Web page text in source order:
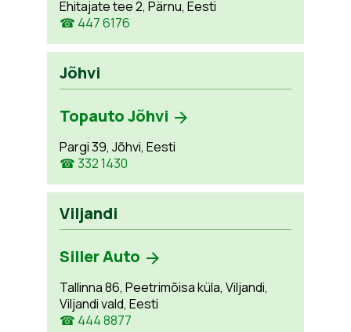
Ehitajate tee 2, Pärnu, Eesti
☎ 447 6176
Jõhvi
Topauto Jõhvi
Pargi 39, Jõhvi, Eesti
☎ 332 1430
Viljandi
Siller Auto
Tallinna 86, Peetrimõisa küla, Viljandi,
Viljandi vald, Eesti
☎ 444 8877